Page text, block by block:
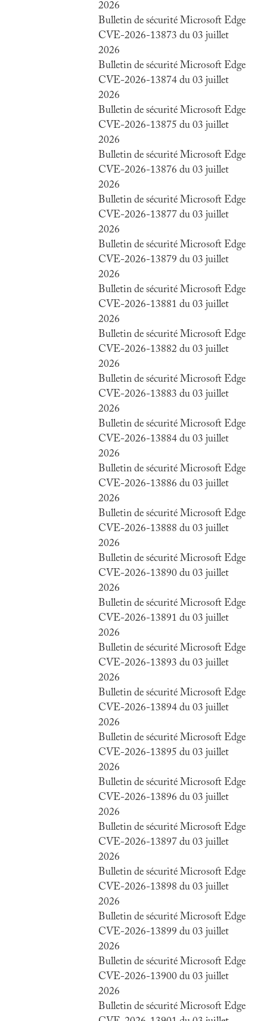
2026
Bulletin de sécurité Microsoft Edge
CVE-2026-13873 du 03 juillet
2026
Bulletin de sécurité Microsoft Edge
CVE-2026-13874 du 03 juillet
2026
Bulletin de sécurité Microsoft Edge
CVE-2026-13875 du 03 juillet
2026
Bulletin de sécurité Microsoft Edge
CVE-2026-13876 du 03 juillet
2026
Bulletin de sécurité Microsoft Edge
CVE-2026-13877 du 03 juillet
2026
Bulletin de sécurité Microsoft Edge
CVE-2026-13879 du 03 juillet
2026
Bulletin de sécurité Microsoft Edge
CVE-2026-13881 du 03 juillet
2026
Bulletin de sécurité Microsoft Edge
CVE-2026-13882 du 03 juillet
2026
Bulletin de sécurité Microsoft Edge
CVE-2026-13883 du 03 juillet
2026
Bulletin de sécurité Microsoft Edge
CVE-2026-13884 du 03 juillet
2026
Bulletin de sécurité Microsoft Edge
CVE-2026-13886 du 03 juillet
2026
Bulletin de sécurité Microsoft Edge
CVE-2026-13888 du 03 juillet
2026
Bulletin de sécurité Microsoft Edge
CVE-2026-13890 du 03 juillet
2026
Bulletin de sécurité Microsoft Edge
CVE-2026-13891 du 03 juillet
2026
Bulletin de sécurité Microsoft Edge
CVE-2026-13893 du 03 juillet
2026
Bulletin de sécurité Microsoft Edge
CVE-2026-13894 du 03 juillet
2026
Bulletin de sécurité Microsoft Edge
CVE-2026-13895 du 03 juillet
2026
Bulletin de sécurité Microsoft Edge
CVE-2026-13896 du 03 juillet
2026
Bulletin de sécurité Microsoft Edge
CVE-2026-13897 du 03 juillet
2026
Bulletin de sécurité Microsoft Edge
CVE-2026-13898 du 03 juillet
2026
Bulletin de sécurité Microsoft Edge
CVE-2026-13899 du 03 juillet
2026
Bulletin de sécurité Microsoft Edge
CVE-2026-13900 du 03 juillet
2026
Bulletin de sécurité Microsoft Edge